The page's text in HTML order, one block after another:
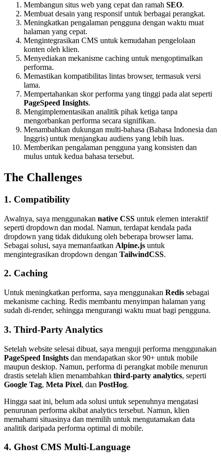
Membangun situs web yang cepat dan ramah SEO.
Membuat desain yang responsif untuk berbagai perangkat.
Meningkatkan pengalaman pengguna dengan waktu muat
halaman yang cepat.
Mengintegrasikan CMS untuk kemudahan pengelolaan
konten oleh klien.
Menyediakan mekanisme caching untuk mengoptimalkan
performa.
Memastikan kompatibilitas lintas browser, termasuk versi
lama.
Mempertahankan skor performa yang tinggi pada alat seperti
PageSpeed Insights.
Mengimplementasikan analitik pihak ketiga tanpa
mengorbankan performa secara signifikan.
Menambahkan dukungan multi-bahasa (Bahasa Indonesia dan
Inggris) untuk menjangkau audiens yang lebih luas.
Memberikan pengalaman pengguna yang konsisten dan
mulus untuk kedua bahasa tersebut.
The Challenges
1. Compatibility
Awalnya, saya menggunakan native CSS untuk elemen interaktif
seperti dropdown dan modal. Namun, terdapat kendala pada
dropdown yang tidak didukung oleh beberapa browser lama.
Sebagai solusi, saya memanfaatkan Alpine.js untuk
mengintegrasikan dropdown dengan TailwindCSS.
2. Caching
Untuk meningkatkan performa, saya menggunakan Redis sebagai
mekanisme caching. Redis membantu menyimpan halaman yang
sudah di-render, sehingga mengurangi waktu muat bagi pengguna.
3. Third-Party Analytics
Setelah website selesai dibuat, saya menguji performa menggunakan
PageSpeed Insights dan mendapatkan skor 90+ untuk mobile
maupun desktop. Namun, performa di perangkat mobile menurun
drastis setelah klien menambahkan third-party analytics, seperti
Google Tag, Meta Pixel, dan PostHog.
Hingga saat ini, belum ada solusi untuk sepenuhnya mengatasi
penurunan performa akibat analytics tersebut. Namun, klien
memahami situasinya dan memilih untuk mengutamakan data
analitik daripada performa optimal di mobile.
4. Ghost CMS Multi-Language